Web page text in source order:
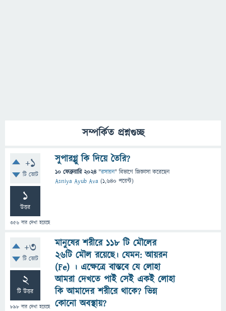
সম্পর্কিত প্রশ্নগুচ্ছ
+1
টি ভোট
1
উত্তর
356 বার দেখা হয়েছে
সুপারগ্লু কি দিয়ে তৈরি?
10 ফেব্রুয়ারি 2024 "রসায়ন" বিভাগে জিজ্ঞাসাকরেছেন
Asniya Ayub Ava (1,640 পয়েন্ট)
+3
টি ভোট
2
টি উত্তর
898 বার দেখা হয়েছে
মানুষের শরীরে ১১৮ টি মৌলের
২৬টি মৌল রয়েছে। যেমন: আয়রন
(Fe) । এক্ষেত্রে বাস্তবে যে লোহা
আমরা দেখতে পাই সেই একই লোহা
কি আমাদের শরীরে থাকে? ভিন্ন
কোনো অবস্থায়?